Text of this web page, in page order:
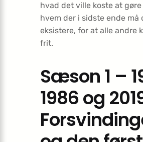
hvad det ville koste at
hvem der i sidste ende må
eksistere, for at alle andre
frit.
Sæson 1 –
1986 og